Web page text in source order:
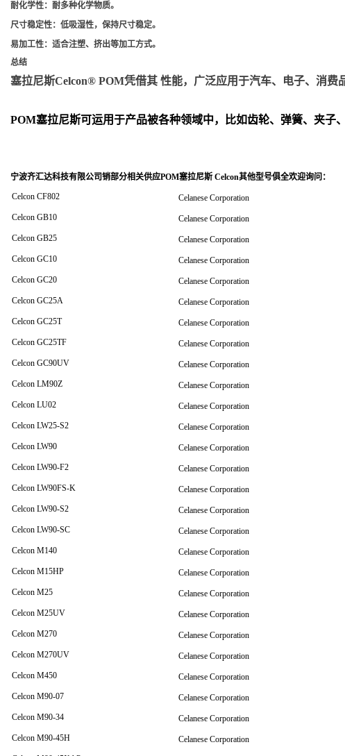
耐化学性：耐多种化学物质。
尺寸稳定性：低吸湿性，保持尺寸稳定。
易加工性：适合注塑、挤出等加工方式。
总结
塞拉尼斯Celcon® POM凭借其 性能，广泛应用于汽车、电子、消费
POM塞拉尼斯可运用于产品被各种领域中，比如齿轮、弹簧、夹子
宁波齐汇达科技有限公司销部分相关供应POM塞拉尼斯 Celcon其他型号俱全欢迎询问 ：
Celcon CF802
Celanese Corporation
Celcon GB10
Celanese Corporation
Celcon GB25
Celanese Corporation
Celcon GC10
Celanese Corporation
Celcon GC20
Celanese Corporation
Celcon GC25A
Celanese Corporation
Celcon GC25T
Celanese Corporation
Celcon GC25TF
Celanese Corporation
Celcon GC90UV
Celanese Corporation
Celcon LM90Z
Celanese Corporation
Celcon LU02
Celanese Corporation
Celcon LW25-S2
Celanese Corporation
Celcon LW90
Celanese Corporation
Celcon LW90-F2
Celanese Corporation
Celcon LW90FS-K
Celanese Corporation
Celcon LW90-S2
Celanese Corporation
Celcon LW90-SC
Celanese Corporation
Celcon M140
Celanese Corporation
Celcon M15HP
Celanese Corporation
Celcon M25
Celanese Corporation
Celcon M25UV
Celanese Corporation
Celcon M270
Celanese Corporation
Celcon M270UV
Celanese Corporation
Celcon M450
Celanese Corporation
Celcon M90-07
Celanese Corporation
Celcon M90-34
Celanese Corporation
Celcon M90-45H
Celanese Corporation